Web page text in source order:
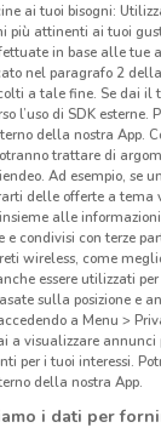
tua zona.
ai tuoi bisogni:
più attinenti ai tuoi
in base alle
nel paragrafo 2
a tale fine. Se dai il
l’uso di SDK esterne.
della nostra App.
trattare di
Ad esempio, se
delle offerte a tema
alle
e condivisi con terze
wireless, come
essere utilizzati
sulla posizione e
a Menu >
a visualizzare
per i tuoi interessi.
della nostra App.
i dati per